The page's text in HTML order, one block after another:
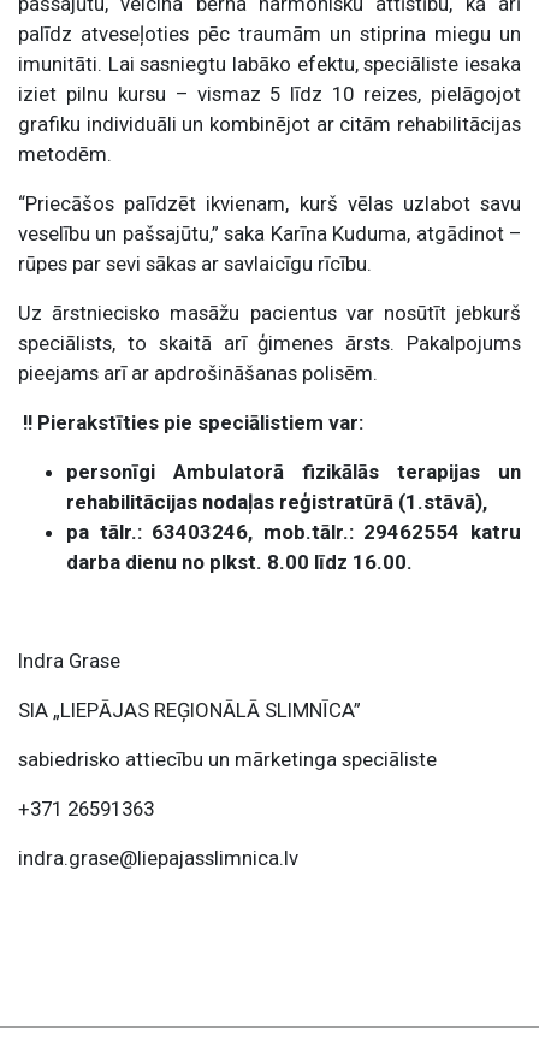
palīdz atveseļoties pēc traumām un stiprina miegu un
imunitāti. Lai sasniegtu labāko efektu, speciāliste iesaka
iziet pilnu kursu – vismaz 5 līdz 10 reizes, pielāgojot
grafiku individuāli un kombinējot ar citām rehabilitācijas
metodēm.
“Priecāšos palīdzēt ikvienam, kurš vēlas uzlabot savu
veselību un pašsajūtu,” saka Karīna Kuduma, atgādinot –
rūpes par sevi sākas ar savlaicīgu rīcību.
Uz ārstniecisko masāžu pacientus var nosūtīt jebkurš
speciālists, to skaitā arī ģimenes ārsts. Pakalpojums
pieejams arī ar apdrošināšanas polisēm.
!! Pierakstīties pie speciālistiem var:
personīgi Ambulatorā fizikālās terapijas un
rehabilitācijas nodaļas reģistratūrā (1.stāvā),
pa tālr.: 63403246, mob.tālr.: 29462554 katru
darba dienu no plkst. 8.00 līdz 16.00.
Indra Grase
SIA „LIEPĀJAS REĢIONĀLĀ SLIMNĪCA”
sabiedrisko attiecību un mārketinga speciāliste
+371 26591363
indra.grase@liepajasslimnica.lv